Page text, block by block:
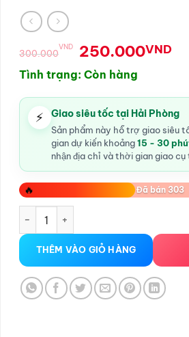
300.000
VND Giá
gốc
là:
300.000VND.
250.000VNDGiá
Tình trạng: Còn hàng
⚡ Giao siêu tốc tại Hải Phòng
Sản phẩm này hỗ trợ giao siêu
gian dự kiến khoảng15 - 30
nhận địa chỉ và thời gian giao cụ
🔥 Đã bán 303
THÊM VÀO GIỎ HÀNG